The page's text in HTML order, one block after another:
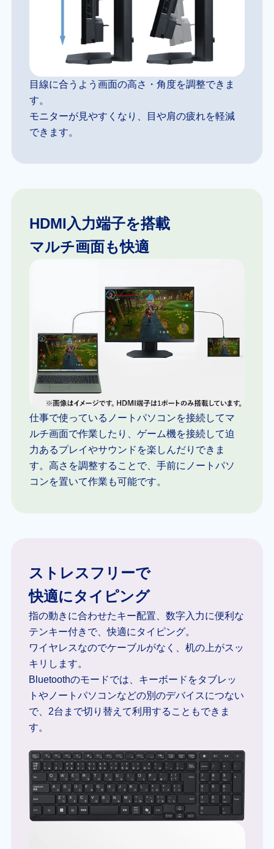
目線に合うよう画面の高さ・角度を調整できま
す。
モニターが見やすくなり、目や肩の疲れを軽減
できます。
HDMI入力端子を搭載
マルチ画面も快適
仕事で使っているノートパソコンを接続してマ
ルチ画面で作業したり、ゲーム機を接続して迫
力あるプレイやサウンドを楽しんだりできま
す。高さを調整することで、手前にノートパソ
コンを置いて作業も可能です。
ストレスフリーで
快適にタイピング
指の動きに合わせたキー配置、数字入力に便利な
テンキー付きで、快適にタイピング。
ワイヤレスなのでケーブルがなく、机の上がスッ
キリします。
Bluetoothのモードでは、キーボードをタブレッ
トやノートパソコンなどの別のデバイスにつない
で、2台まで切り替えて利用することもできま
す。